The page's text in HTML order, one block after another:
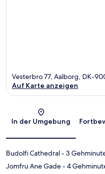
Vesterbro 77, Aalborg, DK-
Auf Karte anzeigen
In der Umgebung
Budolfi Cathedral- 3
Jomfru Ane Gade- 4